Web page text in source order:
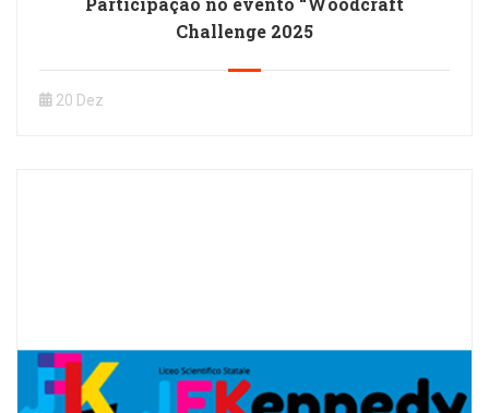
Challenge 2025
20 Dez